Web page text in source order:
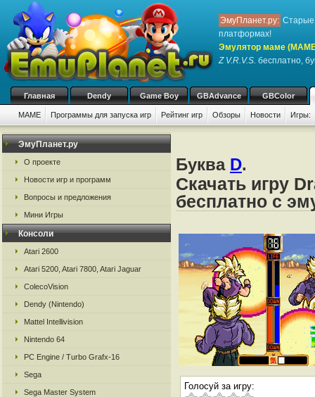
ЭмуПланет.ру: Старые
платформах!
Эмулятор маме
Z V.R.V.S. бесплатно,
Главная Dendy Game Boy GBAdvance GBColor
MAME Программы для запуска игр Рейтинг игр Обзоры Новости Игры:
ЭмуПланет.ру
О проекте
Новости игр и программ
Вопросы и предложения
Мини Игры
Консоли
Atari 2600
Atari 5200, Atari 7800, Atari Jaguar
ColecoVision
Dendy (Nintendo)
Mattel Intellivision
Nintendo 64
PC Engine / Turbo Grafx-16
Sega
Sega Master System
Буква D.
Скачать игру
бесплатно с
Голосуй за игру: